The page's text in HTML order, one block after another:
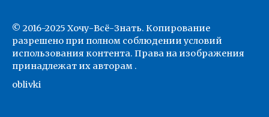
© 2016-2025 Хочу-Всё-Знать. Копирование
разрешено при полном соблюдении условий
использования контента. Права на изображения
принадлежат их авторам .
oblivki